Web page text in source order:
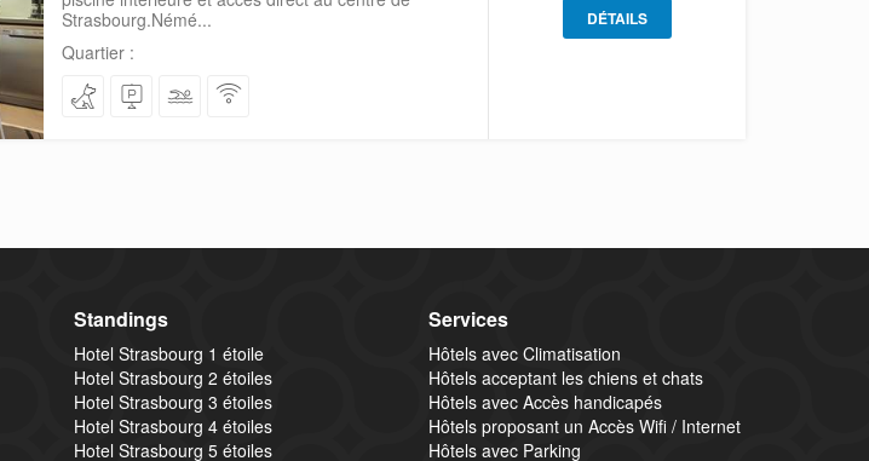
Strasbourg.​ Némé...
Quartier :
DÉTAILS
Standings
Hotel Strasbourg 1 étoile
Hotel Strasbourg 2 étoiles
Hotel Strasbourg 3 étoiles
Hotel Strasbourg 4 étoiles
Hotel Strasbourg 5 étoiles
Services
Hôtels avec Climatisation
Hôtels acceptant les chiens et chats
Hôtels avec Accès handicapés
Hôtels proposant un Accès Wifi / Internet
Hôtels avec Parking